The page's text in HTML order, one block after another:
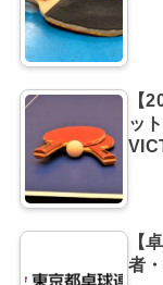
【
ッ
【
者